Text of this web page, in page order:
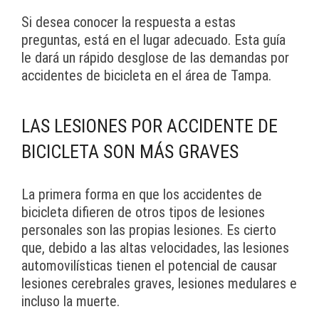
Si desea conocer la respuesta a estas
preguntas, está en el lugar adecuado. Esta guía
le dará un rápido desglose de las demandas por
accidentes de bicicleta en el área de Tampa.
LAS LESIONES POR ACCIDENTE DE
BICICLETA SON MÁS GRAVES
La primera forma en que los accidentes de
bicicleta difieren de otros tipos de lesiones
personales son las propias lesiones. Es cierto
que, debido a las altas velocidades, las lesiones
automovilísticas tienen el potencial de causar
lesiones cerebrales graves, lesiones medulares e
incluso la muerte.